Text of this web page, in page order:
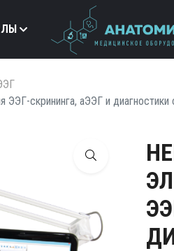
скрининга, аЭЭГ и диагностики